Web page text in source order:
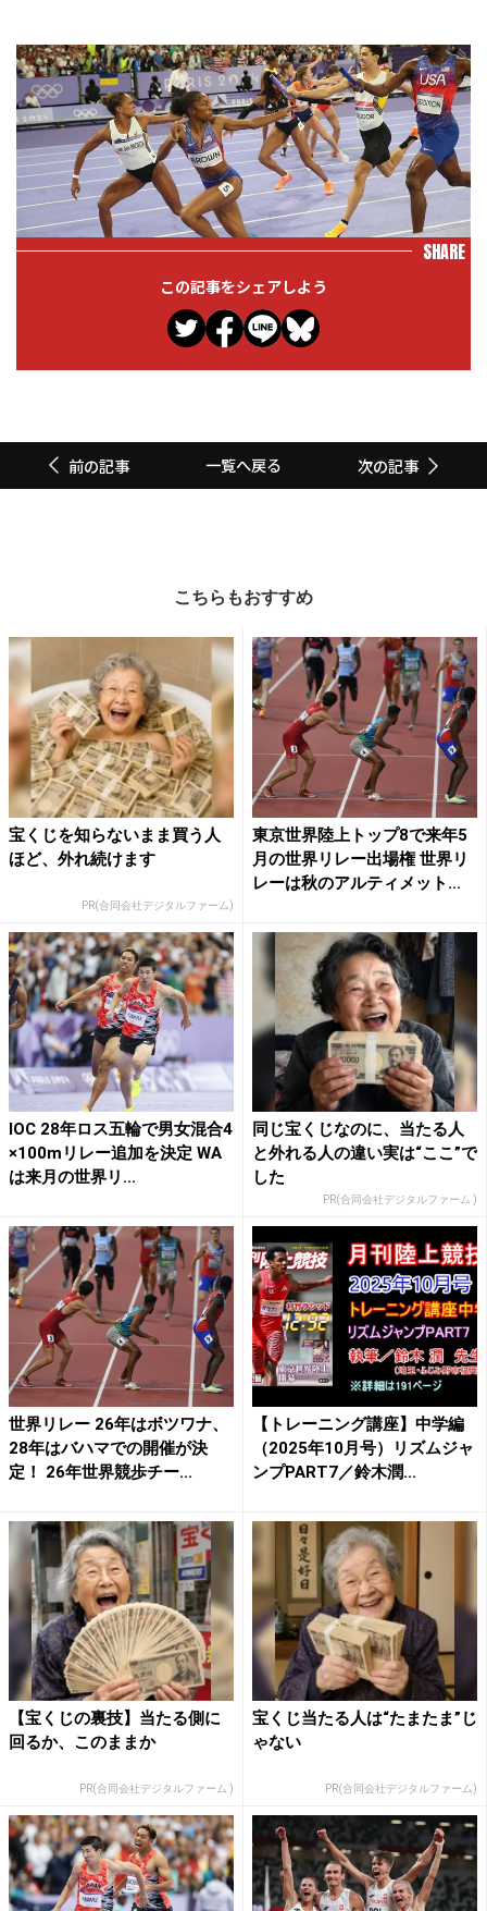
SHARE
この記事をシェアしよう
前の記事 一覧へ戻る 次の記事
こちらもおすすめ
宝くじを知らないまま買う人
ほど、外れ続けます
PR(合同会社デジタルファーム)
東京世界陸上トップ8で来年5
月の世界リレー出場権 世界リ
レーは秋のアルティメット...
IOC 28年ロス五輪で男女混合4
×100mリレー追加を決定 WA
は来月の世界リ...
同じ宝くじなのに、当たる人
と外れる人の違い実は“ここ”で
した
PR(合同会社デジタルファーム )
世界リレー 26年はボツワナ、
28年はバハマでの開催が決
定！ 26年世界競歩チー...
【トレーニング講座】中学編
（2025年10月号）リズムジャ
ンプPART7／鈴木潤...
【宝くじの裏技】当たる側に
回るか、このままか
PR(合同会社デジタルファーム )
宝くじ当たる人は“たまたま”じ
ゃない
PR(合同会社デジタルファーム)